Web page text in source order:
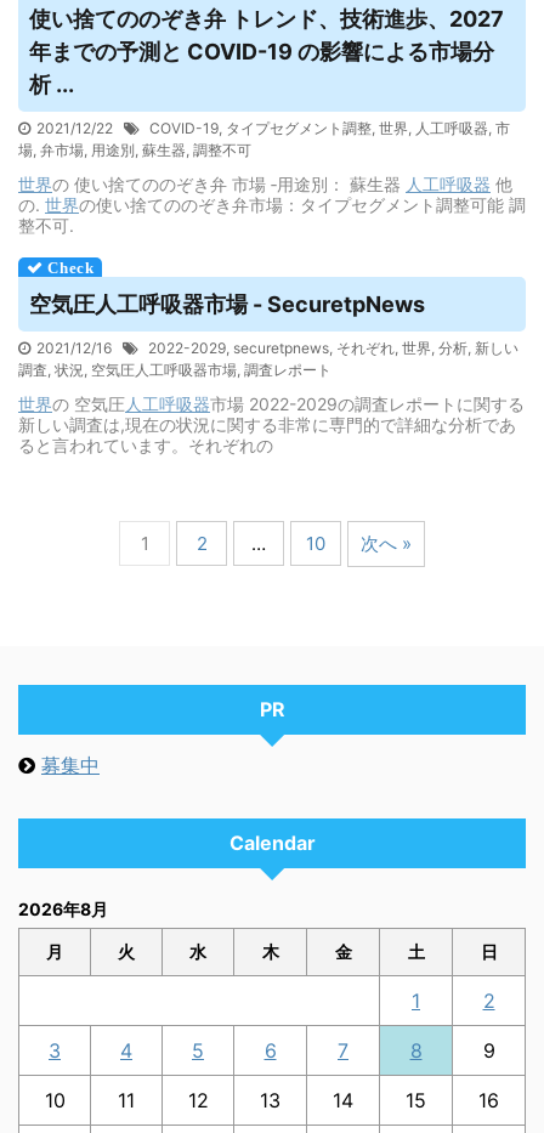
使い捨てののぞき弁 トレンド、技術進歩、2027
年までの予測と COVID-19 の影響による市場分
析 ...
2021/12/22 COVID-19, タイプセグメント調整, 世界, 人工呼吸器, 市
場, 弁市場, 用途別, 蘇生器, 調整不可
世界の 使い捨てののぞき弁 市場 ‐用途別： 蘇生器 人工呼吸器 他
の. 世界の使い捨てののぞき弁市場：タイプセグメント調整可能 調
整不可.
空気圧人工呼吸器市場 - SecuretpNews
2021/12/16 2022-2029, securetpnews, それぞれ, 世界, 分析, 新しい
調査, 状況, 空気圧人工呼吸器市場, 調査レポート
世界の 空気圧人工呼吸器市場 2022-2029の調査レポートに関する
新しい調査は,現在の状況に関する非常に専門的で詳細な分析であ
ると言われています。それぞれの
1 2 … 10 次へ »
PR
募集中
Calendar
2026年8月
月 火 水 木 金 土 日
1 2
3 4 5 6 7 8 9
10 11 12 13 14 15 16